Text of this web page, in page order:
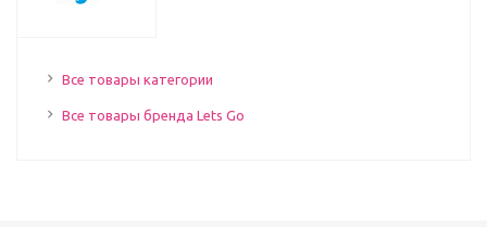
Все товары категории
Все товары бренда Lets Go